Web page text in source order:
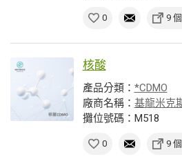
0 9
核酸
產品分類： *CDMO
廠商名稱： 基龍米克
攤位號碼：M518
0 9